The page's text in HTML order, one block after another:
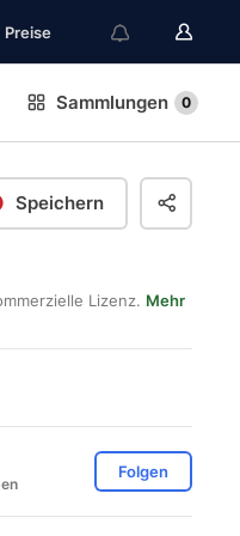
Preise
Sammlungen 0
Speichern
Lizenz. Mehr
Folgen